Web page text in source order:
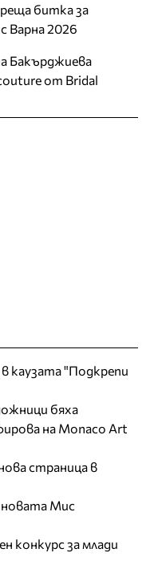
битка за
2026
Бакърджиева
от Bridal
каузата "Подкрепи
бяха
на Monaco Art
страница в
Мис
конкурс за млади